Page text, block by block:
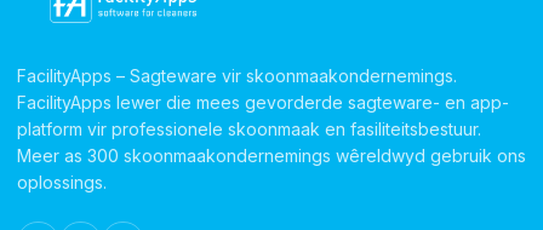
FacilityApps – Sagteware vir skoonmaakondernemings.
FacilityApps lewer die mees gevorderde sagteware- en app-
platform vir professionele skoonmaak en fasiliteitsbestuur.
Meer as 300 skoonmaakondernemings wêreldwyd gebruik ons
oplossings.